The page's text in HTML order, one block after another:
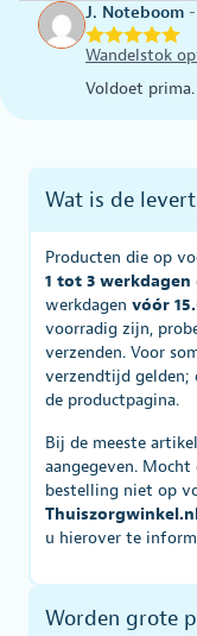
J. Noteboom -
Wandelstok
Voldoet
Wat is de
Producten die op
1 tot 3 werkdagen
werkdagen vóór
voorradig zijn,
verzenden. Voor
verzendtijd
de productpagina.
Bij de meeste
aangegeven.
bestelling niet op
u hierover te
Worden grote